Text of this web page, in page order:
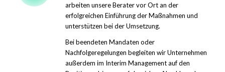
arbeiten unsere Berater vor Ort an der
erfolgreichen Einführung der Maßnahmen und
unterstützen bei der Umsetzung.
Bei beendeten Mandaten oder
Nachfolgeregelungen begleiten wir Unternehmen
außerdem im Interim Management auf den